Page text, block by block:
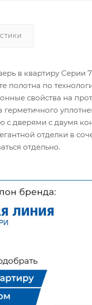
в квартиру
полотна по
свойства на
дверями с двумя
отделки в
отдельно.